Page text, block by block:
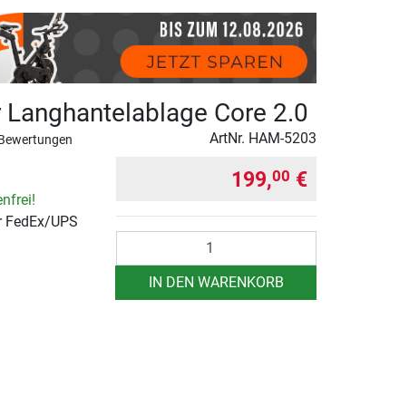
Core 2.0
ArtNr. HAM-5203
UPS
199,00 €
IN DEN WARENKORB